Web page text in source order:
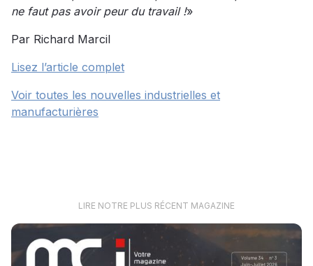
ne faut pas avoir peur du travail !»
Par Richard Marcil
Lisez l’article complet
Voir toutes les nouvelles industrielles et
manufacturières
LIRE NOTRE PLUS RÉCENT MAGAZINE